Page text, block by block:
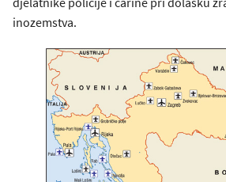
inozemstva.